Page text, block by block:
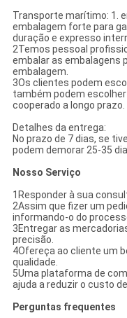
Transporte marítimo: 1.
embalagem forte para
duração e expresso
2Temos pessoal
embalar as embalagens
embalagem.
3Os clientes podem
também podem
cooperado a longo prazo.
Detalhes da entrega:
No prazo de 7 dias, se
podem demorar 25-35
Nosso Serviço
1Responder à sua
2Assim que fizer um
informando-o do
3Entregar as
precisão.
4Ofereça ao cliente um
qualidade.
5Uma plataforma de
ajuda a reduzir o custo
Perguntas frequentes